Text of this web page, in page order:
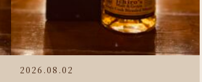
2026.08.02